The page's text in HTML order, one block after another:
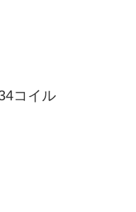
コイル